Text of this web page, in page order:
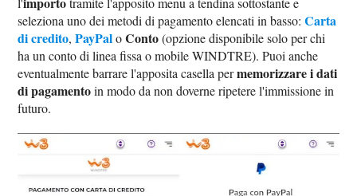
seleziona uno dei metodi di pagamento elencati in basso:Carta
di credito,PayPaloConto(opzione disponibile solo per chi
ha un conto di linea fissa o mobile WINDTRE). Puoi anche
eventualmente barrare l'apposita casella permemorizzare i dati
di pagamentoin modo da non doverne ripetere l'immissione in
futuro.